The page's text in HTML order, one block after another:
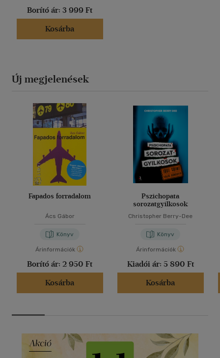
Borító ár: 3 999 Ft
Kosárba
Új megjelenések
Fapados forradalom
Ács Gábor
Könyv
Árinformációk
Borító ár: 2 950 Ft
Kosárba
Pszichopata
sorozatgyilkosok
Christopher Berry-Dee
Könyv
Árinformációk
Kiadói ár: 5 890 Ft
Kosárba